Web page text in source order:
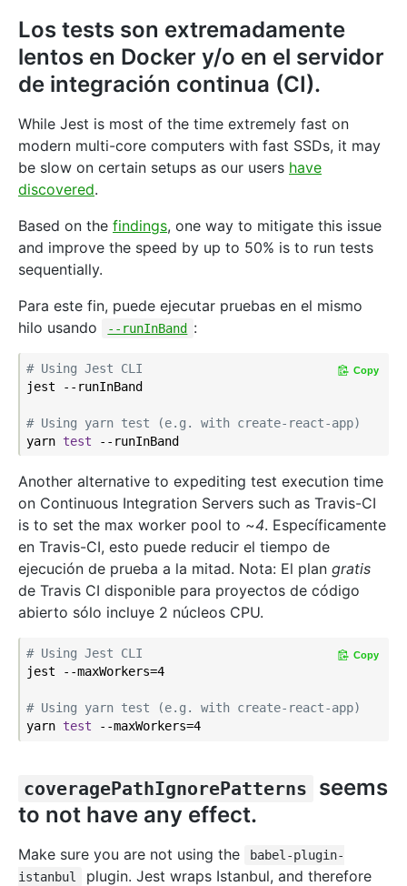
Los tests son extremadamente
lentos en Docker y/o en el servidor
de integración continua (CI).
While Jest is most of the time extremely fast on
modern multi-core computers with fast SSDs, it may
be slow on certain setups as our users have
discovered.
Based on the findings, one way to mitigate this issue
and improve the speed by up to 50% is to run tests
sequentially.
Para este fin, puede ejecutar pruebas en el mismo
hilo usando
--runInBand :
# Using Jest CLI
jest --runInBand
# Using yarn test (e.g. with create-react-app)
yarn test --runInBand
Copy
Another alternative to expediting test execution time
on Continuous Integration Servers such as Travis-CI
is to set the max worker pool to ~4. Específicamente
en Travis-CI, esto puede reducir el tiempo de
ejecución de prueba a la mitad. Nota: El plan gratis
de Travis CI disponible para proyectos de código
abierto sólo incluye 2 núcleos CPU.
# Using Jest CLI
jest --maxWorkers=4
# Using yarn test (e.g. with create-react-app)
yarn test --maxWorkers=4
Copy
coveragePathIgnorePatterns
seems
to not have any effect.
Make sure you are not using the
babel-plugin-
istanbul
plugin. Jest wraps Istanbul, and therefore